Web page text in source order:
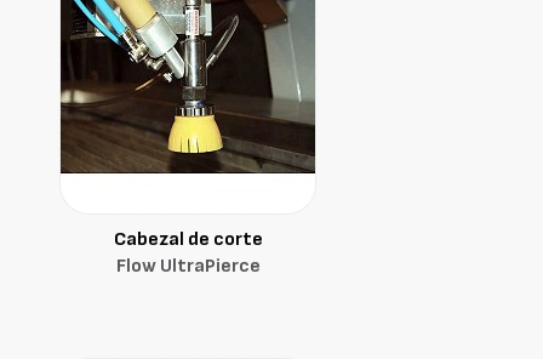
Cabezal de corte
Flow UltraPierce